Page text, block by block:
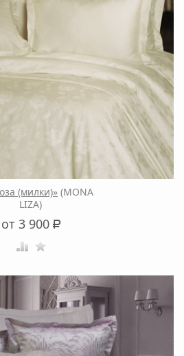
(милки)» (MONA
LIZA)
от 3 900 Р